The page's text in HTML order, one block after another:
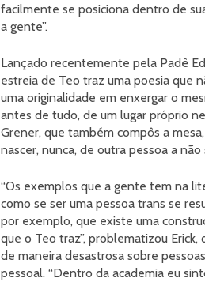
facilmente se posiciona dentro de
a gente”.
Lançado recentemente pela Padê
estreia de Teo traz uma poesia que
uma originalidade em enxergar o
antes de tudo, de um lugar próprio
Grener, que também compôs a
nascer, nunca, de outra pessoa a
“Os exemplos que a gente tem na
como se ser uma pessoa trans se
por exemplo, que existe uma
que o Teo traz”, problematizou
de maneira desastrosa sobre
pessoal. “Dentro da academia eu